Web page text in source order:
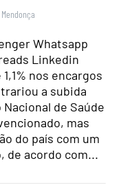
Whatsapp
Linkedin
nos encargos
a subida
de Saúde
mas
do país com um
de acordo com...